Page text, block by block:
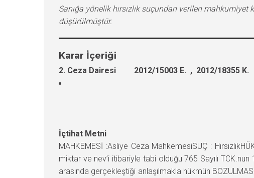
Sanığa yönelik hırsızlık suçundan verilen mahkumiyet
düşürülmüştür.
Karar İçeriği
2. Ceza Dairesi 2012/15003 E. , 2012/18355 K.
İçtihat Metni
MAHKEMESİ :Asliye Ceza MahkemesiSUÇ :
miktar ve nev’i itibariyle tabi olduğu 765 Sayılı
arasında gerçekleştiği anlaşılmakla hükmün